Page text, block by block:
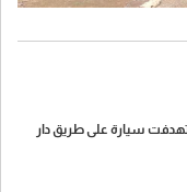
سيارة على طريق دار